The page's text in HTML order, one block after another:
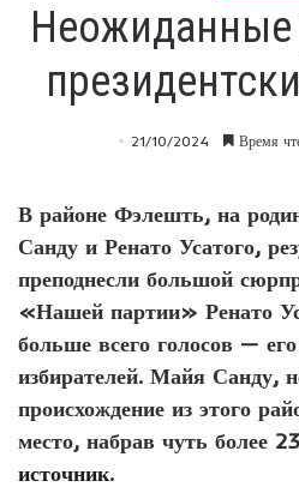
Неожиданные
21/10/2024 Время
В районе Фэлешть, на
Санду и Ренато Усатого,
преподнесли большой
«Нашей партии» Ренато
больше всего голосов —
избирателей. Майя Санду,
происхождение из этого
место, набрав чуть более
источник.